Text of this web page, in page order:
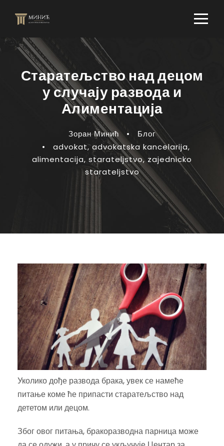
Старатељство над децом
у случају развода и
Алиментација
Зоран Минић •
Блог
•
advokat, advokatska kancelarija,
alimentacija, starateljstvo, zajednicko
starateljstvo
Уколико дође развода брака, увек се намеће
питање коме ће припасти старатељство над
дететом или децом.
Због овог питања, бракоразводна парница може